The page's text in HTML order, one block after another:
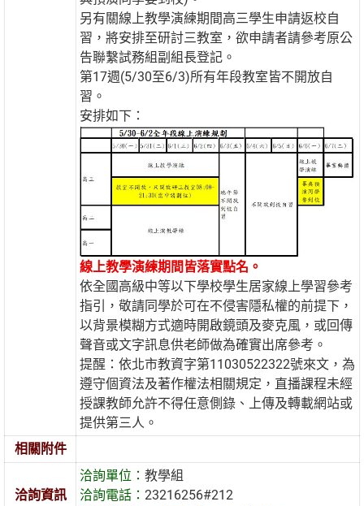
另有關線上教學演練期間高三學生申請返校自
習，將安排至研討三教室，欲申請者請參考原公
告聯繫試務組副組長登記。
第17週(5/30至6/3)所有年段教室皆不開放自
習。
安排如下：
線上教學演練期間皆落實點名。
依全國高級中等以下學校學生居家線上學習參考
指引，敬請同學於可在不侵害隱私權的前提下，
以背景模糊方式適時開啟鏡頭及麥克風，或回傳
聲音或文字訊息供老師做為確實出席參考。
提醒：依北市教資字第11030522322號來文，為
遵守個資法及著作權法相關規定，直播課程未經
授課教師允許不得任意側錄、上傳及轉載網站或
提供第三人。
相關附件
洽詢資訊
洽詢單位：教學組
洽詢電話：23216256#212